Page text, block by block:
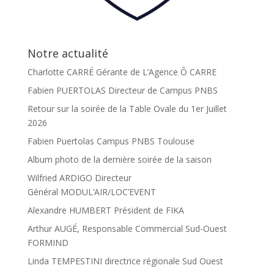
Notre actualité
Charlotte CARRÉ Gérante de L’Agence Ô CARRE
Fabien PUERTOLAS Directeur de Campus PNBS
Retour sur la soirée de la Table Ovale du 1er Juillet
2026
Fabien Puertolas Campus PNBS Toulouse
Album photo de la dernière soirée de la saison
Wilfried ARDIGO Directeur
Général MODUL’AIR/LOC’EVENT
Alexandre HUMBERT Président de FIKA
Arthur AUGÉ, Responsable Commercial Sud-Ouest
FORMIND
Linda TEMPESTINI directrice régionale Sud Ouest